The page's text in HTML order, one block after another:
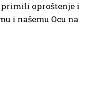
oproštenje i
i našemu Ocu na